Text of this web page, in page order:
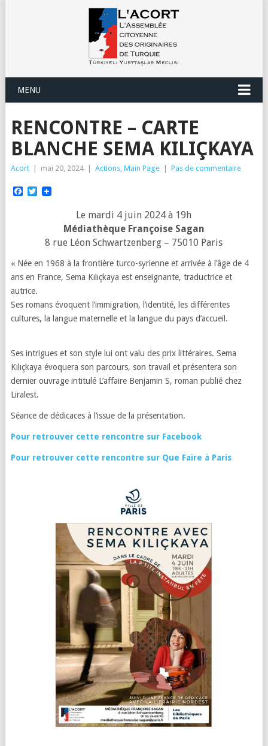
MENU
RENCONTRE – CARTE
BLANCHE SEMA KILIÇKAYA
Acort mai 20, 2024 Actions, Main Page Pas de commentaire
Facebook
Twitter
Le mardi 4 juin 2024 à 19h
Médiathèque Françoise Sagan
8 rue Léon Schwartzenberg – 75010 Paris
« Née en 1968 à la frontière turco-syrienne et arrivée à l’âge de 4
ans en France, Sema Kılıçkaya est enseignante, traductrice et
autrice.
Ses romans évoquent l’immigration, l’identité, les différentes
cultures, la langue maternelle et la langue du pays d’accueil.
Ses intrigues et son style lui ont valu des prix littéraires. Sema
Kılıçkaya évoquera son parcours, son travail et présentera son
dernier ouvrage intitulé L’affaire Benjamin S, roman publié chez
Liralest.
Séance de dédicaces à l’issue de la présentation.
Pour retrouver cette rencontre sur Facebook
Pour retrouver cette rencontre sur Que Faire à Paris